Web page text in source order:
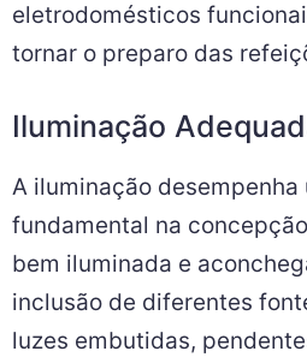
eletrodomésticos
tornar o preparo das
Iluminação
A iluminação desempenha
fundamental na
bem iluminada e
inclusão de diferentes
luzes embutidas,